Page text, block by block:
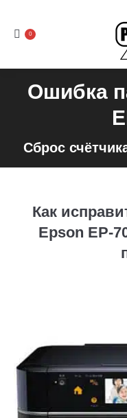
0
Ошибка
Сброс
Как
Epson EP-